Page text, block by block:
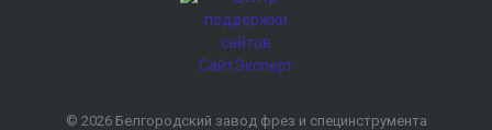
© 2026 Белгородский завод фрез и специнструмента